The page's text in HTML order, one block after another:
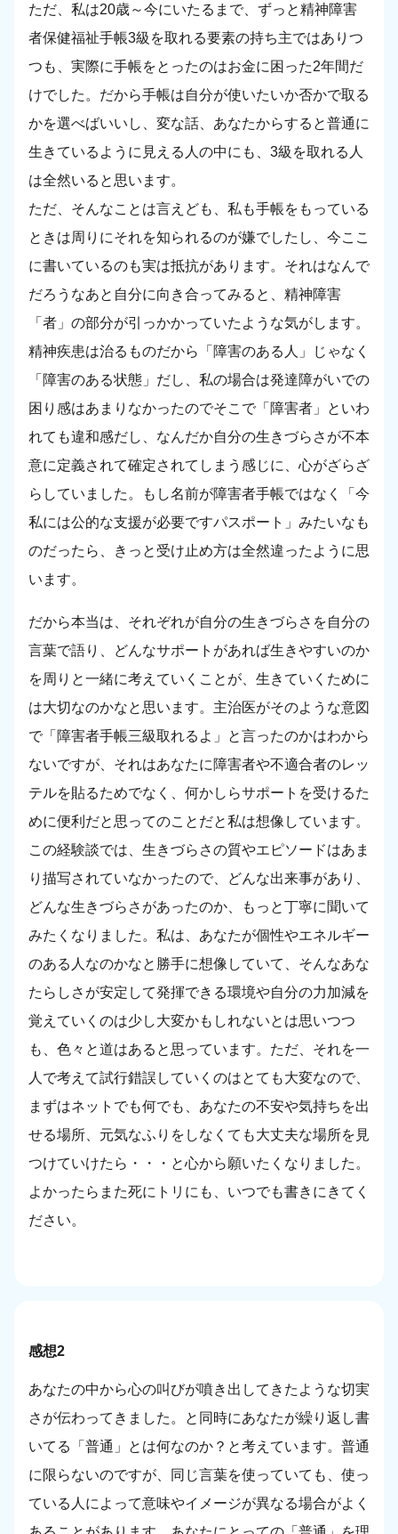
ただ、私は20歳～今にいたるまで、ずっと精神障害
者保健福祉手帳3級を取れる要素の持ち主ではありつ
つも、実際に手帳をとったのはお金に困った2年間だ
けでした。だから手帳は自分が使いたいか否かで取る
かを選べばいいし、変な話、あなたからすると普通に
生きているように見える人の中にも、3級を取れる人
は全然いると思います。
ただ、そんなことは言えども、私も手帳をもっている
ときは周りにそれを知られるのが嫌でしたし、今ここ
に書いているのも実は抵抗があります。それはなんで
だろうなあと自分に向き合ってみると、精神障害
「者」の部分が引っかかっていたような気がします。
精神疾患は治るものだから「障害のある人」じゃなく
「障害のある状態」だし、私の場合は発達障がいでの
困り感はあまりなかったのでそこで「障害者」といわ
れても違和感だし、なんだか自分の生きづらさが不本
意に定義されて確定されてしまう感じに、心がざらざ
らしていました。もし名前が障害者手帳ではなく「今
私には公的な支援が必要ですパスポート」みたいなも
のだったら、きっと受け止め方は全然違ったように思
います。
だから本当は、それぞれが自分の生きづらさを自分の
言葉で語り、どんなサポートがあれば生きやすいのか
を周りと一緒に考えていくことが、生きていくために
は大切なのかなと思います。主治医がそのような意図
で「障害者手帳三級取れるよ」と言ったのかはわから
ないですが、それはあなたに障害者や不適合者のレッ
テルを貼るためでなく、何かしらサポートを受けるた
めに便利だと思ってのことだと私は想像しています。
この経験談では、生きづらさの質やエピソードはあま
り描写されていなかったので、どんな出来事があり、
どんな生きづらさがあったのか、もっと丁寧に聞いて
みたくなりました。私は、あなたが個性やエネルギー
のある人なのかなと勝手に想像していて、そんなあな
たらしさが安定して発揮できる環境や自分の力加減を
覚えていくのは少し大変かもしれないとは思いつつ
も、色々と道はあると思っています。ただ、それを一
人で考えて試行錯誤していくのはとても大変なので、
まずはネットでも何でも、あなたの不安や気持ちを出
せる場所、元気なふりをしなくても大丈夫な場所を見
つけていけたら・・・と心から願いたくなりました。
よかったらまた死にトリにも、いつでも書きにきてく
ださい。
感想2
あなたの中から心の叫びが噴き出してきたような切実
さが伝わってきました。と同時にあなたが繰り返し書
いてる「普通」とは何なのか？と考えています。普通
に限らないのですが、同じ言葉を使っていても、使っ
ている人によって意味やイメージが異なる場合がよく